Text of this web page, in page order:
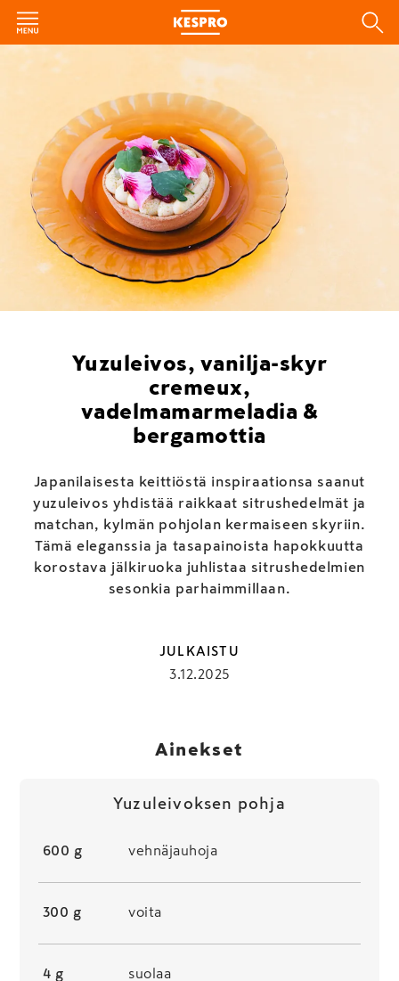
Yuzuleivos, vanilja-skyr
cremeux,
vadelmamarmeladia &
bergamottia
Japanilaisesta keittiöstä inspiraationsa saanut
yuzuleivos yhdistää raikkaat sitrushedelmät ja
matchan, kylmän pohjolan kermaiseen skyriin.
Tämä eleganssia ja tasapainoista hapokkuutta
korostava jälkiruoka juhlistaa sitrushedelmien
sesonkia parhaimmillaan.
JULKAISTU
3.12.2025
Ainekset
Yuzuleivoksen pohja
600 g vehnäjauhoja
300 g voita
4 g suolaa